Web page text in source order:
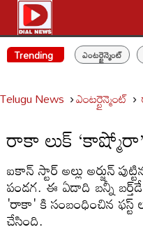
Trending ఎంటర్టైన్మెంట్
Telugu News ఎంటర్టైన్మెంట్
రాకా లుక్
ఐకాన్ స్టార్ అల్లు అర్జున్
పండగ. ఈ ఏడాది బన్నీ
'రాకా' కి సంబంధించిన ఫస్ట్
చేసింది.